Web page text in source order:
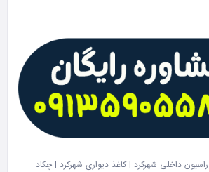
داخلی شهرکرد | کاغذ دیواری شهرکرد | چکاد